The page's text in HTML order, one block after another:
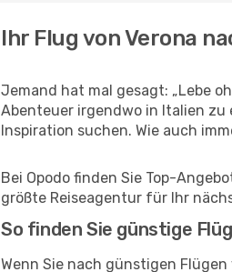
Ihr Flug von Verona
Jemand hat mal gesagt: „Lebe
Abenteuer irgendwo in Italien zu
Inspiration suchen. Wie auch
Bei Opodo finden Sie Top-
größte Reiseagentur für Ihr
So finden Sie günstige
Wenn Sie nach günstigen Flügen